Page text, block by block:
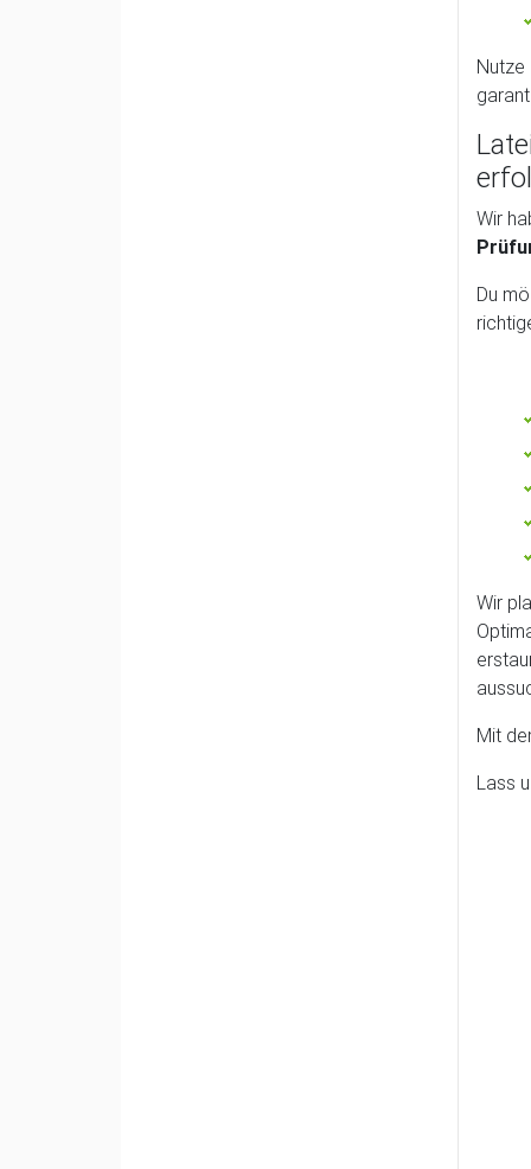
Nutze
Wir
Du
Wir
Mit
Lass